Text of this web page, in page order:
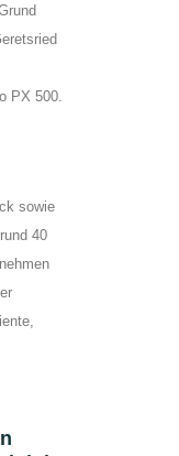
PX 500.
sowie
40